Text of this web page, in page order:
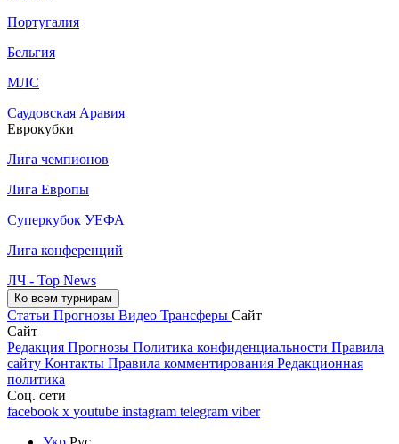
Португалия
Бельгия
МЛС
Саудовская Аравия
Еврокубки
Лига чемпионов
Лига Европы
Суперкубок УЕФА
Лига конференций
ЛЧ - Top News
Ко всем турнирам
Статьи Прогнозы Видео Трансферы Сайт
Сайт
Редакция Прогнозы Политика конфиденциальности Правила
сайту Контакты Правила комментирования Редакционная
политика
Соц. сети
facebook x youtube instagram telegram viber